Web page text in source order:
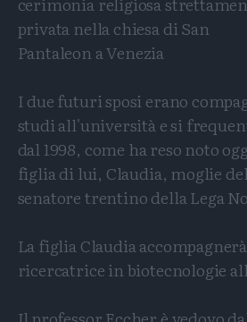
privata nella chiesa di San
Pantaleon a Venezia
I due futuri sposi erano
studi all'università e si
dal 1998, come ha reso noto
figlia di lui, Claudia, moglie del
senatore trentino della Lega
La figlia Claudia
ricercatrice in biotecnologie